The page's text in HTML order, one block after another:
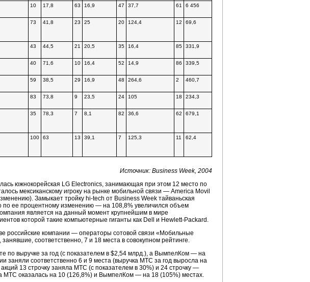
10 17,8 63 16,9 47 37,7 61 6 456
73 41,8 23 25 20 124,4 12 69,6
43 44,5 21 20,5 35 16,4 85 331,9
40 71,6 10 16,4 52 14,9 86 339,5
59 38,5 29 16,9 48 264,6 2 460,7
83 73,8 9 23,5 24 105 18 234,3
35 78,3 7 8,1 82 36,6 62 679,1
100 63 13 39,1 7 125,3 11 62,4
Источник: Business Week, 2004
южнокорейская LG Electronics, занимающая при этом 12 место по
мексиканскому игроку на рынке мобильной связи — America Movil
Замыкает тройку hi-tech от Business Week тайваньская
по ее процентному изменению — на 108,8% увеличился объем
является на данный момент крупнейшим в мире
которой такие компьютерные гиганты как Dell и Hewlett-Packard.
российские компании — операторы сотовой связи «Мобильные
соответственно, 7 и 18 места в совокупном рейтинге.
по выручке за год (с показателем в $2,54 млрд.), а ВымпелКом — на
заняли соответственно 6 и 9 места (выручка МТС за год выросла на
13 строчку заняла МТС (с показателем в 30%) и 24 строчку —
оказалась на 10 (126,8%) и ВымпелКом — на 18 (105%) местах.